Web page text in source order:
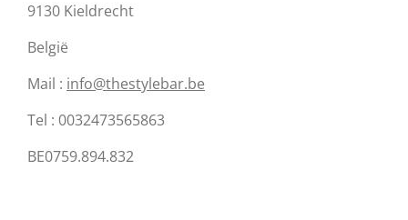
9130 Kieldrecht
België
Mail : info@thestylebar.be
Tel : 0032473565863
BE0759.894.832